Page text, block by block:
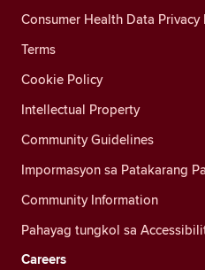
Consumer Health Data Privacy
Terms
Cookie Policy
Intellectual Property
Community Guidelines
Impormasyon sa Patakarang
Community Information
Pahayag tungkol sa
Careers